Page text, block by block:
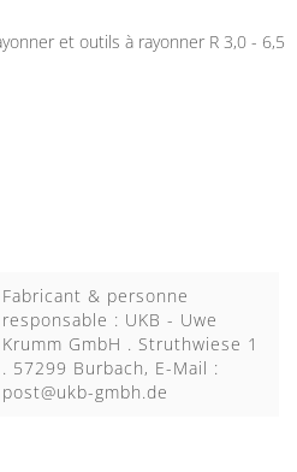
et outils à rayonner R 3,0 - 6,5
Fabricant & personne
responsable : UKB - Uwe
Krumm GmbH . Struthwiese 1
. 57299 Burbach, E-Mail :
post@ukb-gmbh.de